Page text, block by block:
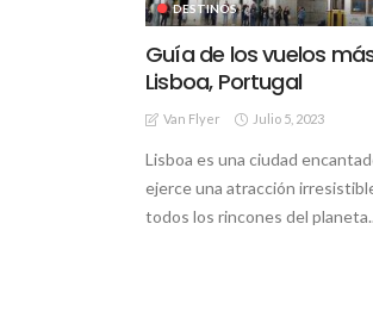
DESTINOS
Guía de los vuelos
Lisboa, Portugal
Van Flyer Julio 5, 2023
Lisboa es una ciudad
ejerce una atracción
todos los rincones del